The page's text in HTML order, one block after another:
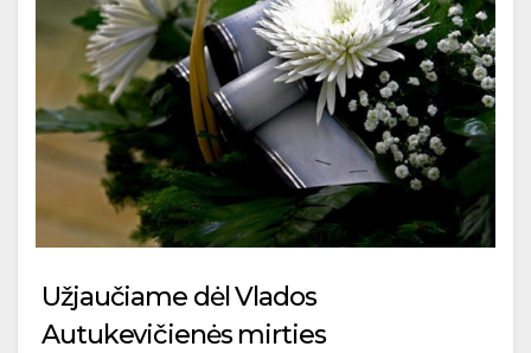
Užjaučiame dėl Vlados
Autukevičienės mirties